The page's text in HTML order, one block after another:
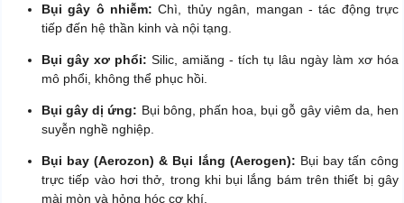
Bụi gây ô nhiễm: Chì, thủy ngân, mangan - tác động trực
tiếp đến hệ thần kinh và nội tạng.
Bụi gây xơ phổi: Silic, amiăng - tích tụ lâu ngày làm xơ hóa
mô phổi, không thể phục hồi.
Bụi gây dị ứng: Bụi bông, phấn hoa, bụi gỗ gây viêm da, hen
suyễn nghề nghiệp.
Bụi bay (Aerozon) & Bụi lắng (Aerogen): Bụi bay tấn công
trực tiếp vào hơi thở, trong khi bụi lắng bám trên thiết bị gây
mài mòn và hỏng hóc cơ khí.